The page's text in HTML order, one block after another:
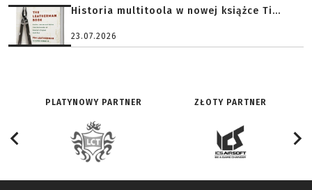
Historia multitoola w nowej książce Ti...
23.07.2026
PLATYNOWY PARTNER ZŁOTY PARTNER